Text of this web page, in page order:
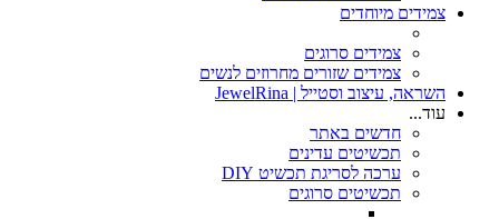
צמידים מיוחדים
צמידים סרוגים
צמידים שזורים מחרוזים לנשים
השראה, עיצוב וסטייל | JewelRina
עוד...
חדשים באתר
תכשיטים עדינים
ערכה לסריגת תכשיט DIY
תכשיטים סרוגים